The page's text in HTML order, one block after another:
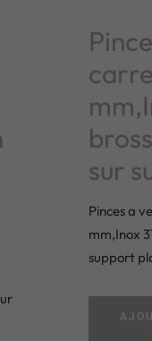
sur
Pinces a
mm,Inox
support